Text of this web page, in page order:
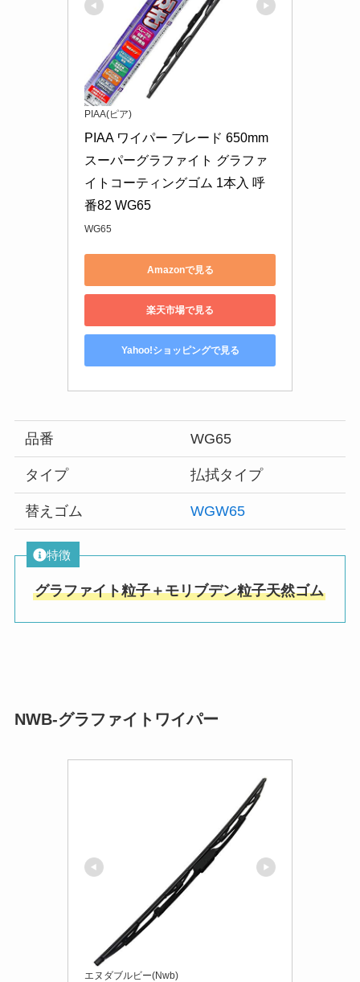
PIAA(ピア)
PIAA ワイパー ブレード 650mm
スーパーグラファイト グラファ
イトコーティングゴム 1本入 呼
番82 WG65
WG65
Amazonで見る
楽天市場で見る
Yahoo!ショッピングで見る
品番 WG65
タイプ 払拭タイプ
替えゴム WGW65
特徴
グラファイト粒子＋モリブデン粒子天然ゴム
NWB-グラファイトワイパー
エヌダブルビー(Nwb)